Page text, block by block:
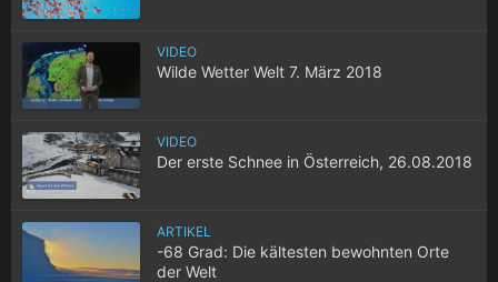
VIDEO
Wilde Wetter Welt 7. März 2018
VIDEO
Der erste Schnee in Österreich, 26.08.2018
ARTIKEL
-68 Grad: Die kältesten bewohnten Orte
der Welt